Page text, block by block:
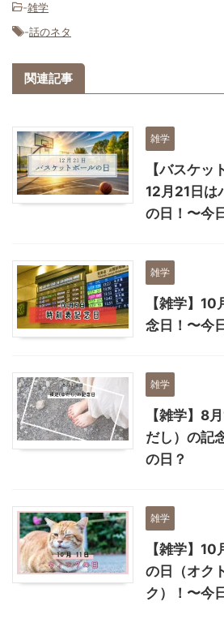
-雑学
-話のネタ
関連記事
雑学
【バスケッ
12月21日は
の日！〜今
雑学
【雑学】
念日！〜今
雑学
【雑学】8
だし）の記
の日？
雑学
【雑学】10
の日（オク
ク）！〜今